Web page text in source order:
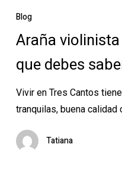
violinista
Tres
Cantos:
que
debes
saber
si
Blog
Araña
que debes
Vivir en Tres Cantos
tranquilas, buena
Tatiana